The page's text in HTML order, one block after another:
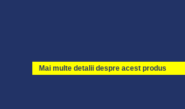
Mai multe detalii despre acest produs